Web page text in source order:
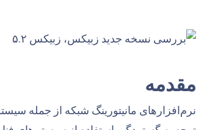
مقدمه
نرم‌افزارهای مانیتورینگ شبکه از جمله